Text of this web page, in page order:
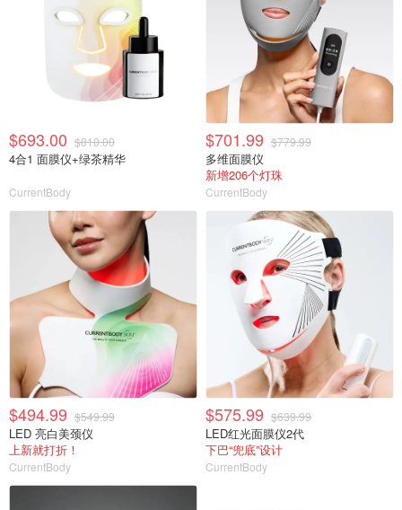
$693.00 $810.00
4合1 面膜仪+绿茶精华
CurrentBody
$701.99 $779.99
多维面膜仪
新增206个灯珠
CurrentBody
$494.99 $549.99
LED 亮白美颈仪
上新就打折！
CurrentBody
$575.99 $639.99
LED红光面膜仪2代
下巴“兜底”设计
CurrentBody